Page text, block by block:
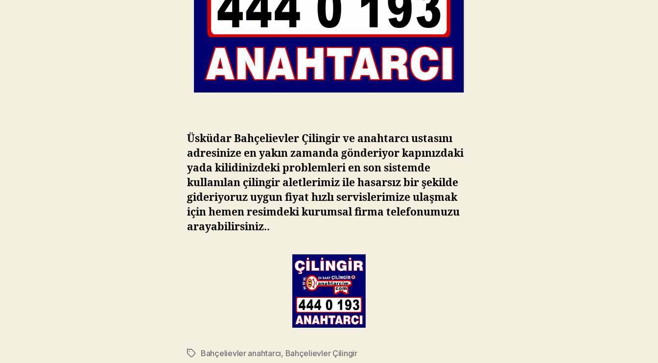
Üsküdar Bahçelievler Çilingir ve anahtarcı ustasını
adresinize en yakın zamanda gönderiyor kapınızdaki
yada kilidinizdeki problemleri en son sistemde
kullanılan çilingir aletlerimiz ile hasarsız bir şekilde
gideriyoruz uygun fiyat hızlı servislerimize ulaşmak
için hemen resimdeki kurumsal firma telefonumuzu
arayabilirsiniz..
EtiketlerBahçelievler anahtarcı, Bahçelievler Çilingir